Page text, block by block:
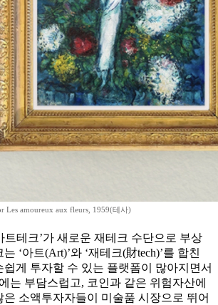
Les amoureux aux fleurs, 1959(테사)
트테크’가 새로운 재테크 수단으로 부상
‘아트(Art)’와 ‘재테크(財tech)’를 합친
쉽게 투자할 수 있는 플랫폼이 많아지면서
는 부담스럽고, 코인과 같은 위험자산에
은 소액투자자들이 미술품 시장으로 뛰어